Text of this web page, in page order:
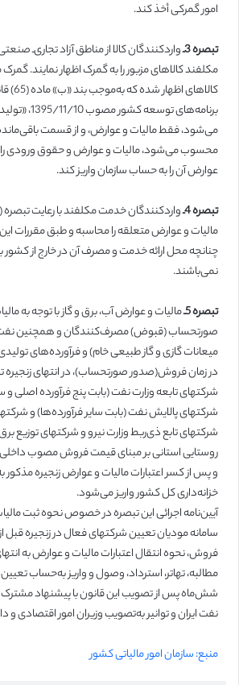
امور گمرکی أخذ کند.
تبصره3ـواردکنندگان کالا از مناطق آزاد تجاری‌ـ
مکلفند کالاهای مزبور را به گمرک اظهار نمایند.
برنامه‌های
می‌شود، فقط مالیات و عوارض، و از قسمت باقی‌مانده
محسوب می‌شود، مالیات و عوارض و حقوق ورودی را
عوارض آن را به حساب سازمان واریز کند.
تبصره4ـ
مالیات و عوارض متعلقه را محاسبه و طبق مقررات
چنانچه محل ارائه خدمت و مصرف آن در خارج از
نمی‌باشند.
تبصره5ـمالیات و عوارض آب، برق و گاز با توجه به
صورتحساب (قبوض)‏ مصرف‌کنندگان و همچنین نفت
میعانات گازی و گاز طبیعی خام) و فرآورده‌های
در زمان فروش(صدور صورتحساب)، در انتهای زنجیره
شرکتهای تابعه وزارت نفت (بابت پنج فرآورده اصلی
شرکتهای پالایش نفت (بابت سایر فرآورده‌ها) و
شرکتهای تابع ذی‌ربط وزارت نیرو و شرکتهای توزیع
روستایی استانی بر مبنای قیمت فروش مصوب
و پس از کسر اعتبارات مالیات و عوارض زنجیره
خزانه‌داری کل کشور واریز می‌شود.
آیین‌نامه اجرائی این تبصره در خصوص نحوه ثبت
سامانه مودیان تعیین شرکتهای فعال در زنجیره قبل از
فروش، نحوه انتقال اعتبارات مالیات و عوارض به
مطالبه، تهاتر، استرداد، وصول و واریز به‌حساب
شش‌ماه پس از تصویب این قانون با پیشنهاد
نفت ایران و توانیر به‌تصویب وزیران امور اقتصادی و
منبع: سازمان امور مالیاتی کشور